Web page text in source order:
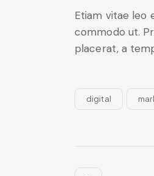
Etiam vitae leo
commodo ut.
placerat, a
digital